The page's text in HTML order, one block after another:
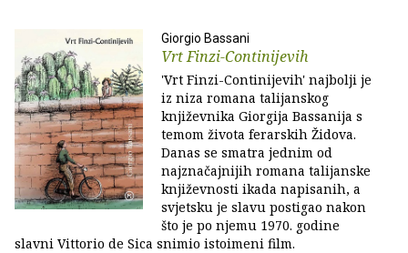
Giorgio Bassani
Vrt Finzi-Continijevih
'Vrt Finzi-Continijevih' najbolji je
iz niza romana talijanskog
književnika Giorgija Bassanija s
temom života ferarskih Židova.
Danas se smatra jednim od
najznačajnijih romana talijanske
književnosti ikada napisanih, a
svjetsku je slavu postigao nakon
što je po njemu 1970. godine
slavni Vittorio de Sica snimio istoimeni film.